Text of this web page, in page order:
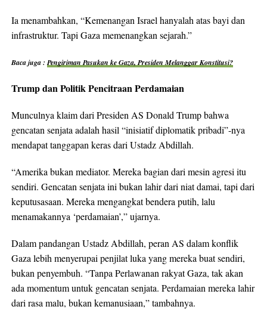
Ia menambahkan, “Kemenangan Israel hanyalah atas bayi dan
infrastruktur. Tapi Gaza memenangkan sejarah.”
Baca juga :Pengiriman Pasukan ke Gaza, Presiden Melanggar Konstitusi?
Trump dan Politik Pencitraan Perdamaian
Munculnya klaim dari Presiden AS Donald Trump bahwa
gencatan senjata adalah hasil “inisiatif diplomatik pribadi”-nya
mendapat tanggapan keras dari Ustadz Abdillah.
“Amerika bukan mediator. Mereka bagian dari mesin agresi itu
sendiri. Gencatan senjata ini bukan lahir dari niat damai, tapi dari
keputusasaan. Mereka mengangkat bendera putih, lalu
menamakannya ‘perdamaian’,” ujarnya.
Dalam pandangan Ustadz Abdillah, peran AS dalam konflik
Gaza lebih menyerupai penjilat luka yang mereka buat sendiri,
bukan penyembuh. “Tanpa Perlawanan rakyat Gaza, tak akan
ada momentum untuk gencatan senjata. Perdamaian mereka lahir
dari rasa malu, bukan kemanusiaan,” tambahnya.